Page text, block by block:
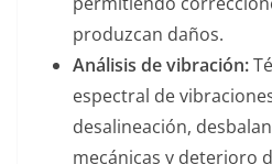
produzcan daños.
Análisis de vibración:
espectral de
desalineación,
mecánicas y deterioro